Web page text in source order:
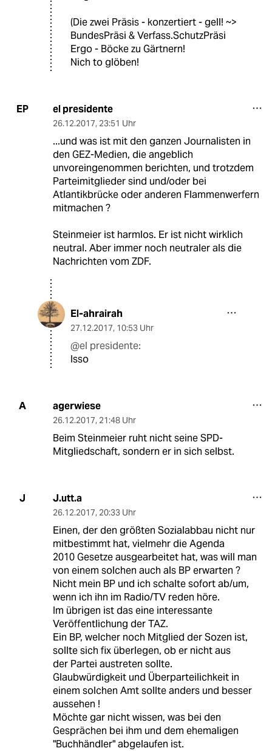
(Die zwei Präsis - konzertiert - gell! ~>
BundesPräsi & Verfass.SchutzPräsi
Ergo - Böcke zu Gärtnern!
Nich to glöben!
EP el presidente
26.12.2017, 23:51 Uhr
...und was ist mit den ganzen Journalisten in
den GEZ-Medien, die angeblich
unvoreingenommen berichten, und trotzdem
Parteimitglieder sind und/oder bei
Atlantikbrücke oder anderen Flammenwerfern
mitmachen ?
Steinmeier ist harmlos. Er ist nicht wirklich
neutral. Aber immer noch neutraler als die
Nachrichten vom ZDF.
El-ahrairah
27.12.2017, 10:53 Uhr
@el presidente:
Isso
A agerwiese
26.12.2017, 21:48 Uhr
Beim Steinmeier ruht nicht seine SPD-
Mitgliedschaft, sondern er in sich selbst.
J J.utt.a
26.12.2017, 20:33 Uhr
Einen, der den größten Sozialabbau nicht nur
mitbestimmt hat, vielmehr die Agenda
2010 Gesetze ausgearbeitet hat, was will man
von einem solchen auch als BP erwarten ?
Nicht mein BP und ich schalte sofort ab/um,
wenn ich ihn im Radio/TV reden höre.
Im übrigen ist das eine interessante
Veröffentlichung der TAZ.
Ein BP, welcher noch Mitglied der Sozen ist,
sollte sich fix überlegen, ob er nicht aus
der Partei austreten sollte.
Glaubwürdigkeit und Überparteilichkeit in
einem solchen Amt sollte anders und besser
aussehen !
Möchte gar nicht wissen, was bei den
Gesprächen bei ihm und dem ehemaligen
"Buchhändler" abgelaufen ist.